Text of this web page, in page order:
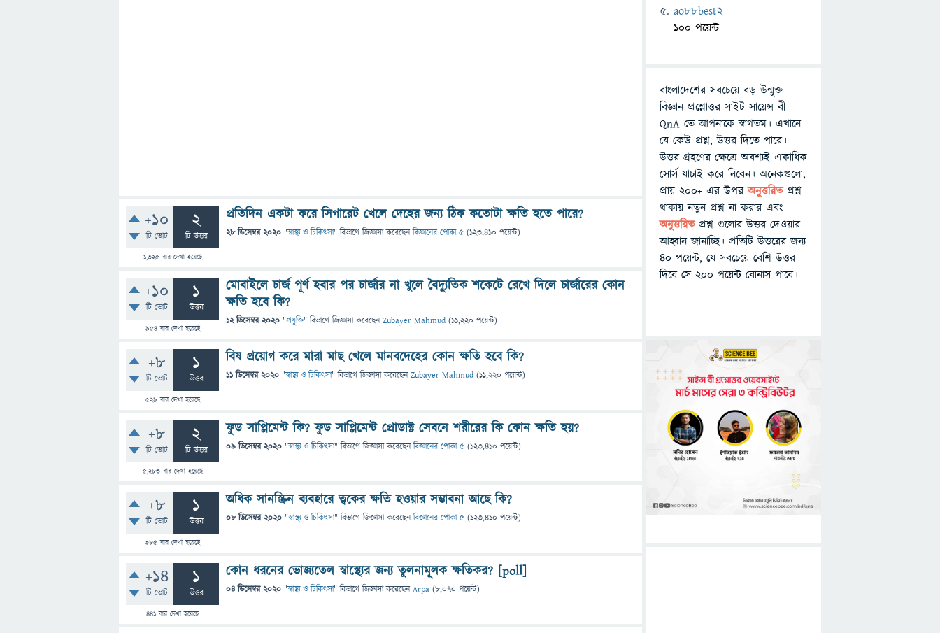
+10
টি ভোট
2
টি উত্তর
1,325বার দেখা হয়েছে
প্রতিদিন একটা করে সিগারেট খেলে দেহের জন্য ঠিক কতোটা ক্ষতি হতে পারে?
28 ডিসেম্বর 2020 "স্বাস্থ্য ও চিকিৎসা" বিভাগে জিজ্ঞাসাকরেছেনবিজ্ঞানের পোকা ৫ (123,410 পয়েন্ট)
+10
টি ভোট
1
উত্তর
954বার দেখা হয়েছে
মোবাইলে চার্জ পূর্ণ হবার পর চার্জার না খুলে বৈদ্যুতিক শকেটে রেখে দিলে চার্জারের কোন
ক্ষতি হবে কি?
12 ডিসেম্বর 2020 "প্রযুক্তি" বিভাগে জিজ্ঞাসাকরেছেনZubayer Mahmud (11,220 পয়েন্ট)
+8
টি ভোট
1
উত্তর
529 বার দেখা হয়েছে
বিষ প্রয়োগ করে মারা মাছ খেলে মানবদেহের কোন ক্ষতি হবে কি?
11 ডিসেম্বর 2020 "স্বাস্থ্য ও চিকিৎসা" বিভাগে জিজ্ঞাসাকরেছেনZubayer Mahmud (11,220 পয়েন্ট)
+8
টি ভোট
2
টি উত্তর
5,283বার দেখা হয়েছে
ফুড সাপ্লিমেন্ট কি? ফুড সাপ্লিমেন্ট প্রোডাক্ট সেবনে শরীরের কি কোন ক্ষতি হয়?
09 ডিসেম্বর 2020 "স্বাস্থ্য ও চিকিৎসা" বিভাগে জিজ্ঞাসাকরেছেনবিজ্ঞানের পোকা ৫ (123,410 পয়েন্ট)
+8
টি ভোট
1
উত্তর
385 বার দেখা হয়েছে
অধিক সানস্ক্রিন ব্যবহারে ত্বকের ক্ষতি হওয়ার সম্ভাবনা আছে কি?
08 ডিসেম্বর 2020 "স্বাস্থ্য ও চিকিৎসা" বিভাগে জিজ্ঞাসাকরেছেনবিজ্ঞানের পোকা ৫ (123,410 পয়েন্ট)
+14
টি ভোট
1
উত্তর
441 বার দেখা হয়েছে
কোন ধরনের ভোজ্যতেল স্বাস্থ্যের জন্য তুলনামূলক ক্ষতিকর? [poll]
04 ডিসেম্বর 2020 "স্বাস্থ্য ও চিকিৎসা" বিভাগে জিজ্ঞাসাকরেছেনArpa (8,070 পয়েন্ট)
ao88best2
100 পয়েন্ট
বাংলাদেশের সবচেয়ে বড় উন্মুক্ত
বিজ্ঞান প্রশ্নোত্তর সাইট সায়েন্স বী
QnA তে আপনাকে স্বাগতম। এখানে
যে কেউ প্রশ্ন, উত্তর দিতে পারে।
উত্তর গ্রহণের ক্ষেত্রে অবশ্যই একাধিক
সোর্স যাচাই করে নিবেন। অনেকগুলো,
প্রায় ২০০+ এর উপরঅনুত্তরিতপ্রশ্ন
থাকায় নতুন প্রশ্ন না করার এবং
অনুত্তরিত প্রশ্ন গুলোর উত্তর দেওয়ার
আহ্বান জানাচ্ছি। প্রতিটি উত্তরের জন্য
৪০ পয়েন্ট, যে সবচেয়ে বেশি উত্তর
দিবে সে ২০০ পয়েন্ট বোনাস পাবে।